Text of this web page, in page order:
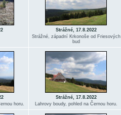
Strážné, 17.8.2022
Strážné, západní Krkonoše od Friesových
bud
horu.
Strážné, 17.8.2022
Lahrovy boudy, pohled na Černou horu.